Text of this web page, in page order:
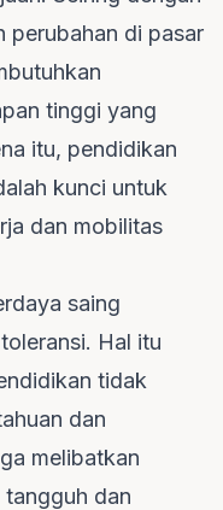
perubahan di pasar
tinggi yang
itu, pendidikan
kunci untuk
dan mobilitas
saing
Hal itu
tidak
dan
melibatkan
dan